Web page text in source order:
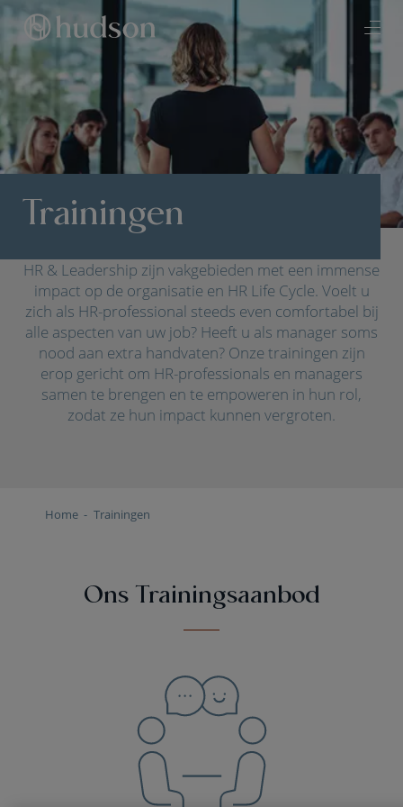
Trainingen
Home Trainingen
HR & Leadership zijn vakgebieden met een immense
impact op de organisatie en HR Life Cycle. Voelt u
zich als HR-professional steeds even comfortabel bij
alle aspecten van uw job? Heeft u als manager soms
nood aan extra handvaten? ​Onze trainingen zijn
erop gericht om HR-professionals en managers
samen te brengen en te empoweren in hun rol,
zodat ze hun impact kunnen vergroten.
Ons Trainingsaanbod